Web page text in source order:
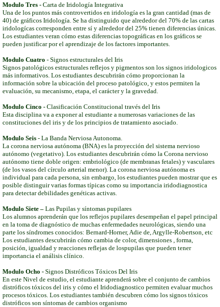
Modulo Tres - Carta de Iridología Integrativa
Una de los puntos más controvertidos en iridología es la gran cantidad (mas de
40) de gráficos Iridología. Se ha distinguido que alrededor del 70% de las cartas
iridologícas corresponden entre sí y alrededor del 25% tienen diferencias únicas.
Los estudiantes veran cómo estas diferencias topográficas en los gráficos se
pueden justificar por el aprendizaje de los factores importantes.
Modulo Cuatro - Signos estructurales del Iris
Signos patológicos estructurales reflejos y pigmentos son los signos iridologicos
más informativos. Los estudiantes descubrirán cómo proporcionan la
información sobre la ubicación del proceso patológico, y estos permiten la
evaluación, su mecanismo, etapa, el carácter y la gravedad.
Modulo Cinco - Clasificación Constitucional través del Iris
Esta disciplina va a exponer al estudiante a numerosas variaciones de las
constituciones del iris y de los principios de tratamiento asociado.
Modulo Seis - La Banda Nerviosa Autonoma.
La corona nerviosa autónoma (BNA) es la proyección del sistema nervioso
autónomo (vegetativo). Los estudiantes descubrirán cómo la Corona nervioso
autónomo tiene doble origen: embriológico (de membranas fetales) y vasculares
(de los vasos del círculo arterial menor). La corona nerviosa autónoma es
individual para cada persona, sin embargo, los estudiantes pueden mostrar que es
posible distinguir varias formas típicas como su importancia iridodiagnostica
para detectar debilidades genéticas activas.
Modulo Siete – Las Pupilas y síntomas pupilares
Los alumnos aprenderán que los reflejos pupilares desempeñan el papel principal
en la toma de diagnóstico de muchas enfermedades neurológicas, siendo una
parte los síndromes conocidos: Bernard-Horner, Adie de, Argylle-Robertson, etc
Los estudiantes descubrirán cómo cambia de color, dimensiones , forma,
posición, igualdad y reacciones reflejas de lospupilas que pueden tener
importancia el análisis clínico.
Modulo Ocho - Signos Distróficos Tóxicos Del Iris
En este Nivel de estudio, el estudiante aprenderá sobre el conjunto de cambios
distróficos tóxicos del iris y cómo el Iridodiagnostico permiten evaluar muchos
procesos tóxicos. Los estudiantes también descubren cómo los signos tóxicos
distróficos son síntomas de cambios organismo